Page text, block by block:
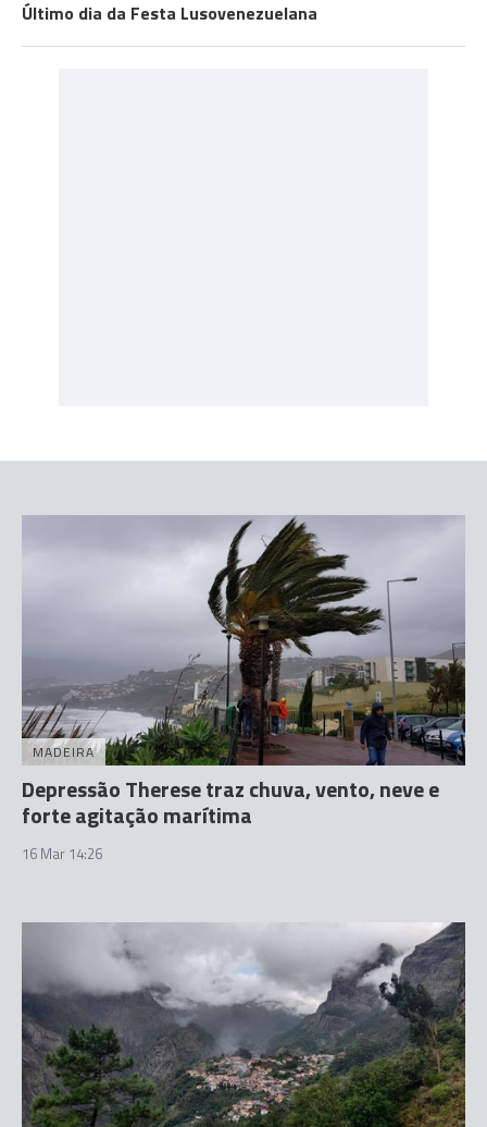
Último dia da Festa Lusovenezuelana
MADEIRA
Depressão Therese traz chuva, vento, neve e
forte agitação marítima
16 Mar 14:26